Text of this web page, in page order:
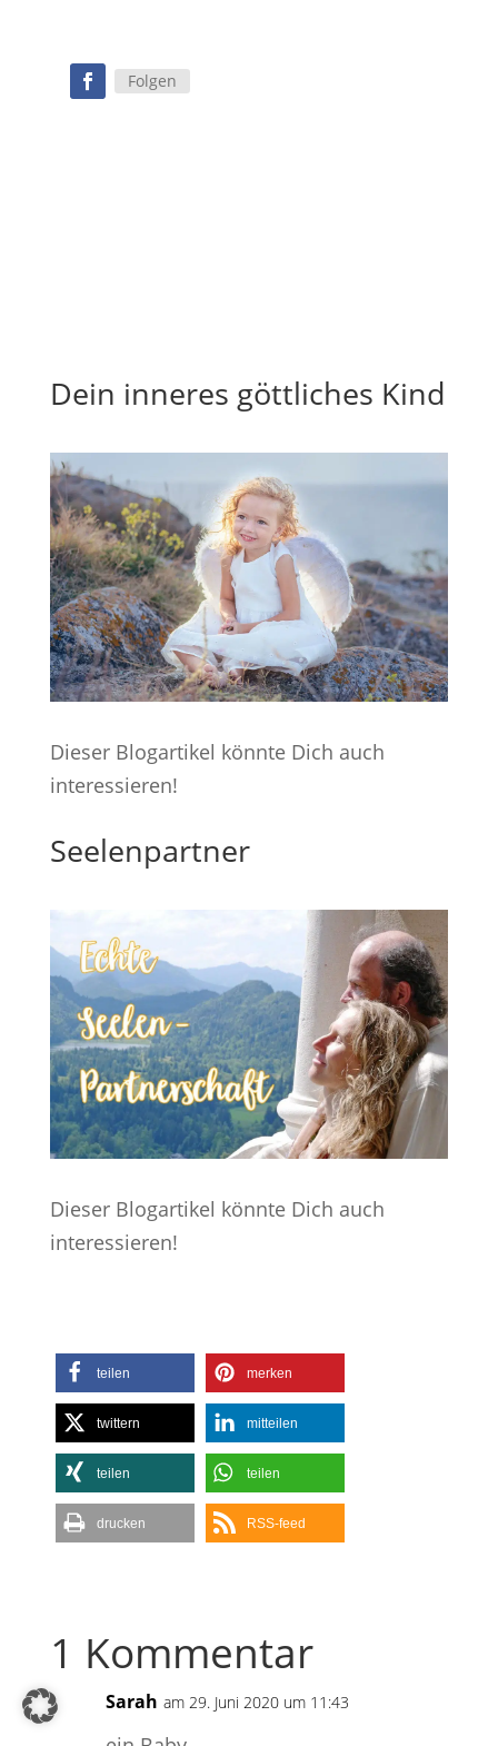
Folgen
Dein inneres göttliches Kind
Dieser Blogartikel könnte Dich auch
interessieren!
Seelenpartner
Dieser Blogartikel könnte Dich auch
interessieren!
teilen merken
twittern mitteilen
teilen teilen
drucken RSS-feed
1 Kommentar
Sarah am 29. Juni 2020 um 11:43